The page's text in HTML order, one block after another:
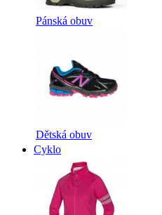
Pánská obuv
Dětská obuv
Cyklo